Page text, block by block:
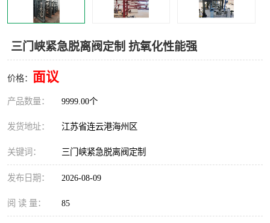
三门峡紧急脱离阀定制 抗氧化性能强
价格： 面议
产品数量： 9999.00个
发货地址： 江苏省连云港海州区
关键词： 三门峡紧急脱离阀定制
发布日期： 2026-08-09
阅 读 量： 85
浮动出油装置 鹤管